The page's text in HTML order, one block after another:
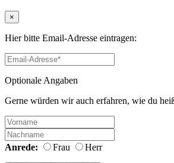
×
Hier bitte Email-Adresse eintragen:
Optionale Angaben
Gerne würden wir auch erfahren, wie du
Anrede: Frau Herr